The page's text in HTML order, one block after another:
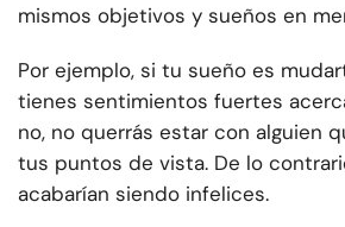
mismos objetivos y sueños en
Por ejemplo, si tu sueño es
tienes sentimientos fuertes
no, no querrás estar con alguien
tus puntos de vista. De lo
acabarían siendo infelices.